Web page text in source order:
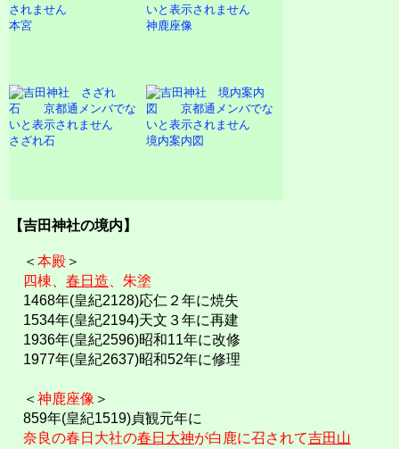
本宮 神鹿座像
さざれ石 境内案内図
【吉田神社の境内】
＜ 本殿 ＞
四棟、 春日造 、朱塗
1468年(皇紀2128)応仁２年に焼失
1534年(皇紀2194)天文３年に再建
1936年(皇紀2596)昭和11年に改修
1977年(皇紀2637)昭和52年に修理
＜ 神鹿座像 ＞
859年(皇紀1519)貞観元年に
奈良の春日大社の春日大神が白鹿に召されて吉田山